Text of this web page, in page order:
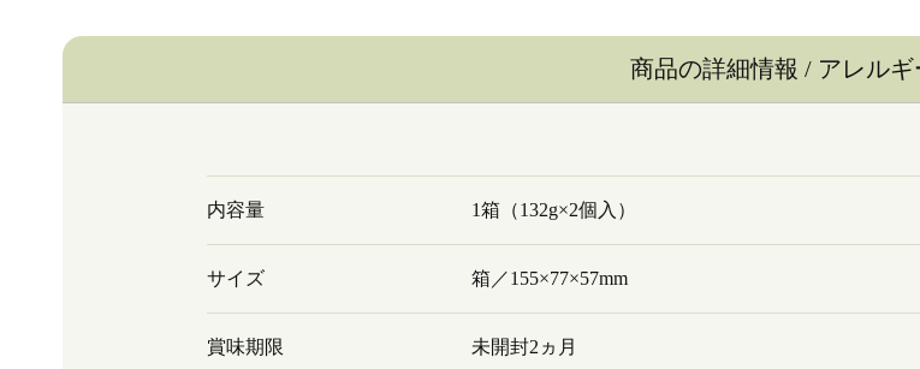
商品の詳細情報 / アレルギ
内容量 1箱（132g×2個入）
サイズ 箱／155×77×57mm
賞味期限 未開封2ヵ月